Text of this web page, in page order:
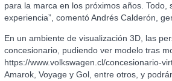
para la marca en los próximos años.
experiencia”, comentó Andrés Calderón,
En un ambiente de visualización 3D, las
concesionario, pudiendo ver modelo tras
https://www.volkswagen.cl/concesionario-
Amarok, Voyage y Gol, entre otros, y